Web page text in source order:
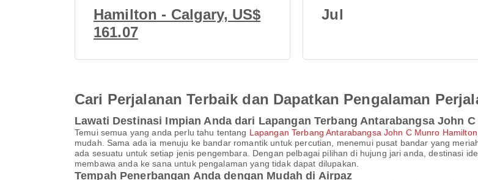
Hamilton - Calgary, US$
161.07
Jul
Cari Perjalanan Terbaik dan Dapatkan Pengalaman
Lawati Destinasi Impian Anda dari Lapangan Terbang Antarabangsa John
Temui semua yang anda perlu tahu tentang Lapangan Terbang Antarabangsa John C Munro Hamilton
mudah. Sama ada ia menuju ke bandar romantik untuk percutian, menemui pusat bandar yang
ada sesuatu untuk setiap jenis pengembara. Dengan pelbagai pilihan di hujung jari anda, destinasi
membawa anda ke sana untuk pengalaman yang tidak dapat dilupakan.
Tempah Penerbangan Anda dengan Mudah di Airpaz